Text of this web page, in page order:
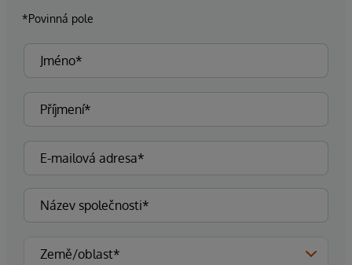
*Povinná pole